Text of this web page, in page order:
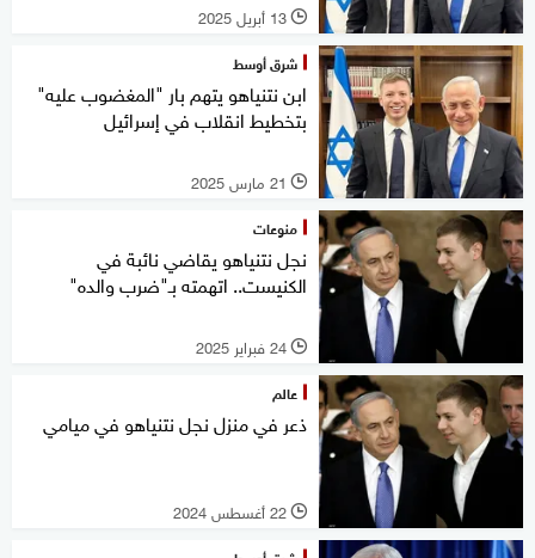
l 13 أبريل 2025
شرق أوسط
ابن نتنياهو يتهم بار "المغضوب عليه"
بتخطيط انقلاب في إسرائيل
l 21 مارس 2025
منوعات
نجل نتنياهو يقاضي نائبة في
الكنيست.. اتهمته بـ"ضرب والده"
l 24 فبراير 2025
عالم
ذعر في منزل نجل نتنياهو في ميامي
l 22 أغسطس 2024